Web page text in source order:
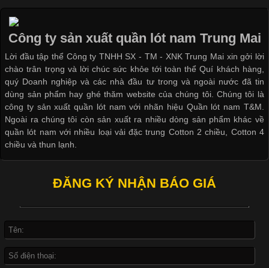
Các Form Áo Thun Phổ Biến Hiện Nay Và Xu Hướng Trong
Ngành May Mặc Áo thun là một trong những trang phục quen
thuộc và được sử dụng phổ biến nhất hiện nay. Không chỉ đa
dạng về màu sắc hay chất liệu, áo thun còn có nhiều form dáng
khác nhau để phù hợp với từng phong cách thời trang và nhu
cầu
Khám Phá Áo Phông Trang Phục Phổ Biến Nhất Hiện Nay
Áo phông là một trong những trang phục phổ biến nhất trong
Không chỉ xuất hiện trong thời trang thường ngày, áo phông còn
được ứng dụng rộng rãi trong ngành sản xuất may mặc, đặc
biệt là các sản phẩm từ vải thun. Hiện nay,
Công ty sản xuất quần lót nam Trung Mai
Lời đầu tập thể Công ty TNHH SX - TM - XNK Trung Mai xin gởi lời
chào trân trọng và lời chúc sức khỏe tới toàn thể Quí khách hàng,
quý Doanh nghiệp và các nhà đầu tư trong và ngoài nước đã tin
dùng sản phẩm hay ghé thăm website của chúng tôi. Chúng tôi là
công ty sản xuất quần lót nam với nhãn hiệu Quần lót nam T&M.
Ngoài ra chúng tôi còn sản xuất ra nhiều dòng sản phẩm khác về
quần lót nam với nhiều loại vải đặc trung Cotton 2 chiều, Cotton 4
chiều và thun lạnh.
ĐĂNG KÝ NHẬN BÁO GIÁ